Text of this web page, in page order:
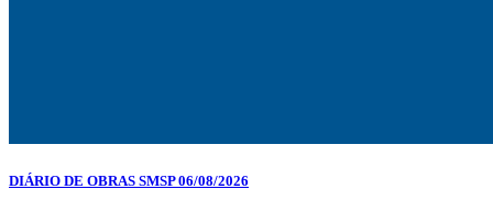
DIÁRIO DE OBRAS SMSP 06/08/2026